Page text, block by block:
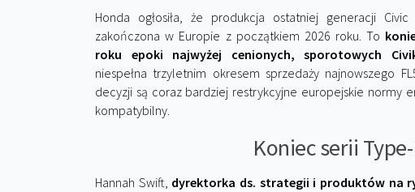
Honda ogłosiła, że produkcja ostatniej generacji Civic
zakończona w Europie z początkiem 2026 roku. To
roku epoki najwyżej cenionych, sporotowych
niespełna trzyletnim okresem sprzedaży najnowszego
decyzji są coraz bardziej restrykcyjne europejskie normy
kompatybilny.
Koniec serii
Hannah Swift, dyrektorka ds. strategii i produktów na